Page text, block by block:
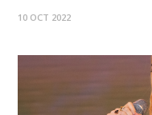
su nuevo álbum "La
10 OCT 2022